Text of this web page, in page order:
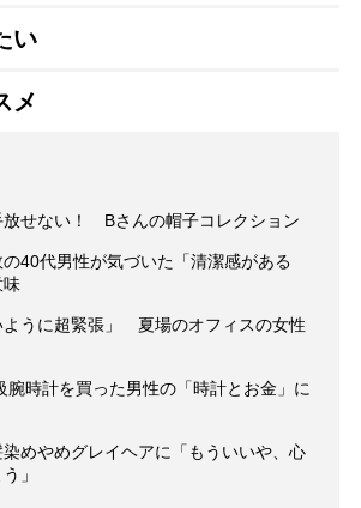
い
メ
放せない！ Bさんの帽子コレクション
40代男性が気づいた「清潔感がある
味
ように超緊張」 夏場のオフィスの女性
腕時計を買った男性の「時計とお金」に
めやめグレイヘアに「もういいや、心
」